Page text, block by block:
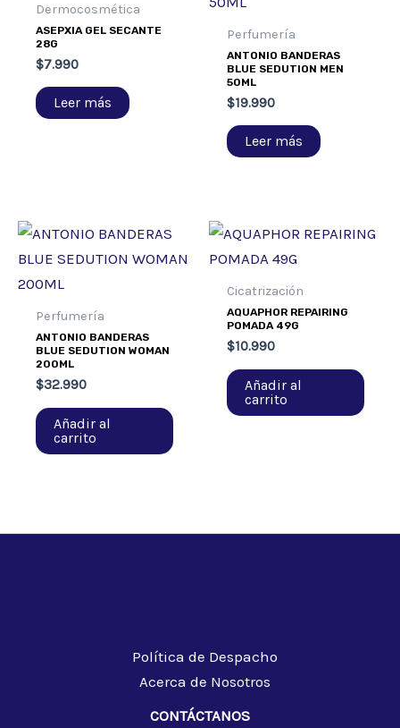
Dermocosmética
ASEPXIA GEL SECANTE
28G
$7.990
Leer más
Perfumería
ANTONIO BANDERAS
BLUE SEDUTION MEN
50ML
$19.990
Leer más
Perfumería
ANTONIO BANDERAS
BLUE SEDUTION WOMAN
200ML
$32.990
Añadir al
carrito
Cicatrización
AQUAPHOR REPAIRING
POMADA 49G
$10.990
Añadir al
carrito
Política de Despacho
Acerca de Nosotros
CONTÁCTANOS